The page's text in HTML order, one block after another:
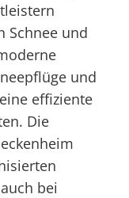
Schnee und
und
effiziente
Die
bei